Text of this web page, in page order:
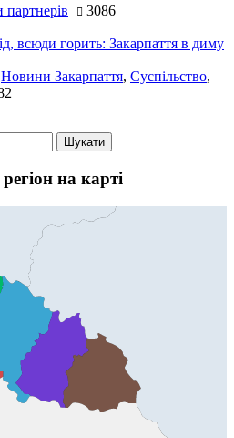
3086
всюди горить: Закарпаття в диму
Новини Закарпаття, Суспільство,
на карті